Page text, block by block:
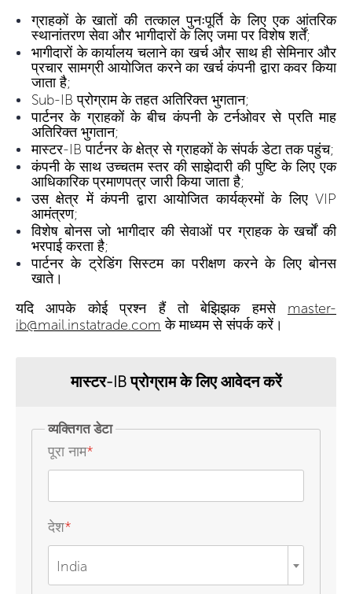
ग्राहकों के खातों की तत्काल पुनःपूर्ति के लिए एक आंतरिक
स्थानांतरण सेवा और भागीदारों के लिए जमा पर विशेष शर्तें;
भागीदारों के कार्यालय चलाने का खर्च और साथ ही सेमिनार और
प्रचार सामग्री आयोजित करने का खर्च कंपनी द्वारा कवर किया
जाता है;
Sub-IB प्रोग्राम के तहत अतिरिक्त भुगतान;
पार्टनर के ग्राहकों के बीच कंपनी के टर्नओवर से प्रति माह
अतिरिक्त भुगतान;
मास्टर-IB पार्टनर के क्षेत्र से ग्राहकों के संपर्क डेटा तक पहुंच;
कंपनी के साथ उच्चतम स्तर की साझेदारी की पुष्टि के लिए एक
आधिकारिक प्रमाणपत्र जारी किया जाता है;
उस क्षेत्र में कंपनी द्वारा आयोजित कार्यक्रमों के लिए VIP
आमंत्रण;
विशेष बोनस जो भागीदार की सेवाओं पर ग्राहक के खर्चों की
भरपाई करता है;
पार्टनर के ट्रेडिंग सिस्टम का परीक्षण करने के लिए बोनस
खाते।
यदि आपके कोई प्रश्न हैं तो बेझिझक हमसे master-
ib@mail.instatrade.com के माध्यम से संपर्क करें।
मास्टर-IB प्रोग्राम के लिए आवेदन करें
व्यक्तिगत डेटा
पूरा नाम*
देश*
India